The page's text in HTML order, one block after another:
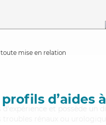
mise en relation
d’aides à
et possède un
rénaux ou